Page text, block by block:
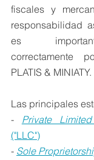
fiscales y
responsabilidad
es
correctamente
PLATIS & MINIATY.
Las principales
-
("LLC")
- Sole